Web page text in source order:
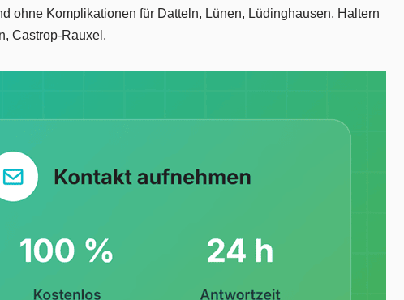
ohne Komplikationen für Datteln, Lünen, Lüdinghausen, Haltern
Castrop-Rauxel.